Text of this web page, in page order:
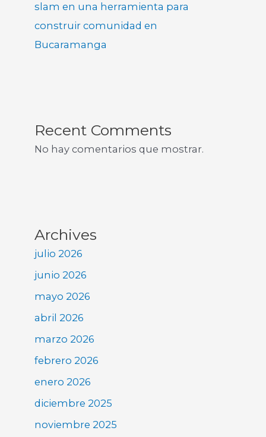
slam en una herramienta para
construir comunidad en
Bucaramanga
Recent Comments
No hay comentarios que mostrar.
Archives
julio 2026
junio 2026
mayo 2026
abril 2026
marzo 2026
febrero 2026
enero 2026
diciembre 2025
noviembre 2025